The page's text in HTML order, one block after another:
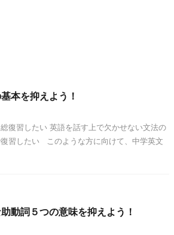
本を抑えよう！
復習したい 英語を話す上で欠かせない文法の
習したい このような方に向けて、中学英文
動詞５つの意味を抑えよう！